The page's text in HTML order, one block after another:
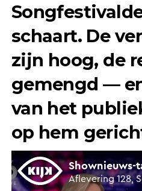
schaart. De
zijn hoog, de
gemengd —
van het
op hem